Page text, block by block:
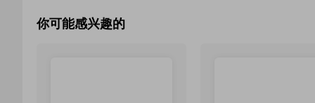
你可能感兴趣的